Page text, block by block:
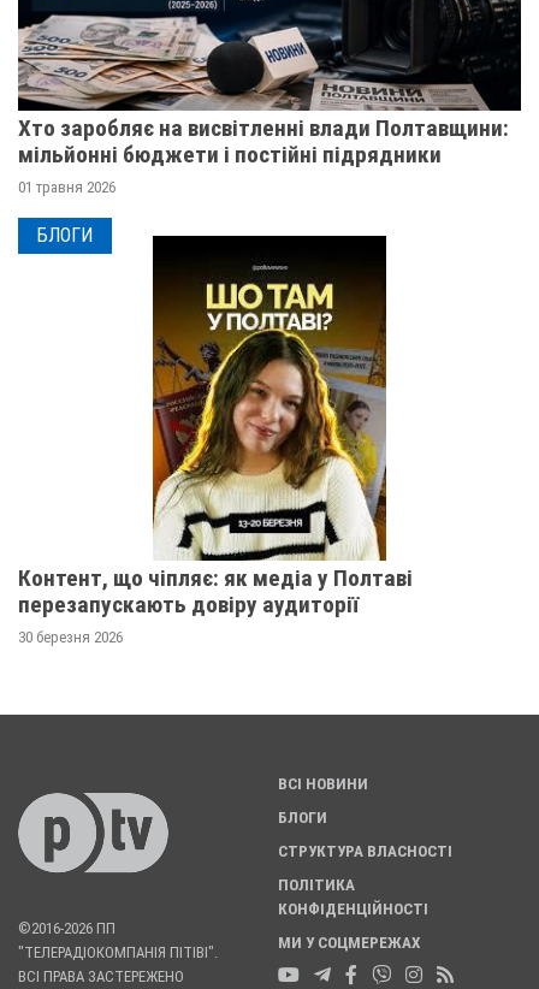
Хто заробляє на висвітленні влади Полтавщини:
мільйонні бюджети і постійні підрядники
01 травня 2026
БЛОГИ
Контент, що чіпляє: як медіа у Полтаві
перезапускають довіру аудиторії
30 березня 2026
©2016-2026 ПП
"ТЕЛЕРАДІОКОМПАНІЯ ПІТІВІ".
ВСІ ПРАВА ЗАСТЕРЕЖЕНО
ВСІ НОВИНИ
БЛОГИ
СТРУКТУРА ВЛАСНОСТІ
ПОЛІТИКА
КОНФІДЕНЦІЙНОСТІ
МИ У СОЦМЕРЕЖАХ